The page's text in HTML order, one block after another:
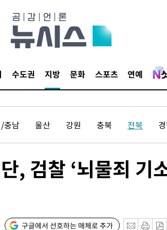
수도권 지방 문화 스포츠 연예
충남 울산 강원 충북 전북
검찰 ‘뇌물죄 기
구글에서 선호하는 매체로 추가